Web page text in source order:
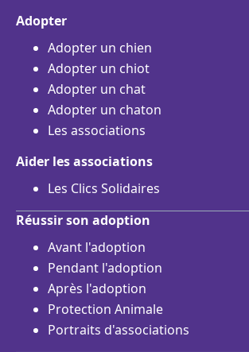
Adopter
Adopter un chien
Adopter un chiot
Adopter un chat
Adopter un chaton
Les associations
Aider les associations
Les Clics Solidaires
Réussir son adoption
Avant l'adoption
Pendant l'adoption
Après l'adoption
Protection Animale
Portraits d'associations